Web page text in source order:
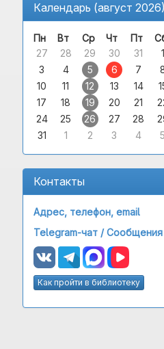
Календарь (август 2026)
Пн Вт Ср Чт Пт
27
28 29 30 31 1
3
4 5 6 7
10
11 12 13 14
17
18 19 20 21
24
25 26 27 28
31
1 2 3 4 5
Контакты
Адрес, телефон, email
Telegram-чат /
Как пройти в библиотеку